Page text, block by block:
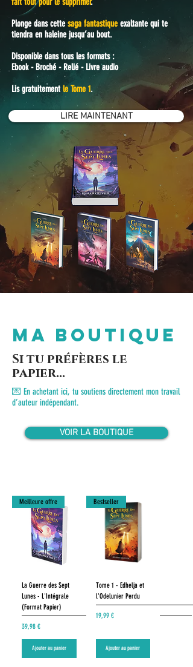
Plonge dans cette saga fantastique exaltante qui te
tiendra en haleine jusqu’au bout.
Disponible dans tous les formats :
Ebook - Broché - Relié - Livre audio
Lis gratuitement le Tome 1.
LIRE MAINTENANT
ma boutique
Si tu préfères le
papier...
💌 En achetant ici, tu soutiens directement mon travail
d’auteur indépendant.
VOIR LA BOUTIQUE
Meilleure offre
La Guerre des Sept
Lunes - L'Intégrale
(Format Papier)
Prix
39,98 €
Ajouter au panier
Bestseller
Tome 1 - Edhelja et
l'Odelunier Perdu
Prix
19,99 €
Ajouter au panier